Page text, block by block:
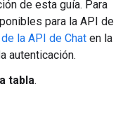
de esta guía. Para
para la API de
la API de Chat en la
autenticación.
tabla.